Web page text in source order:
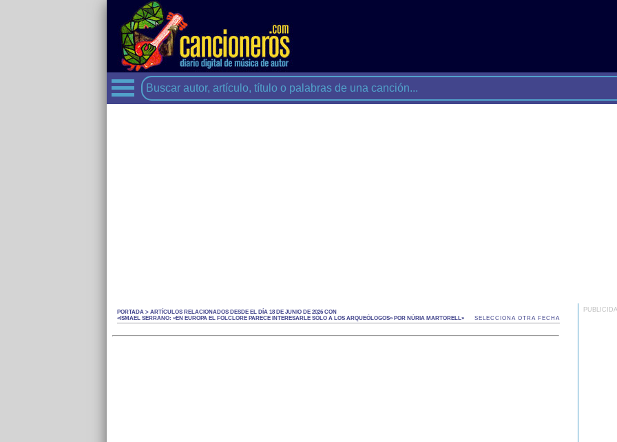
PORTADA > ARTÍCULOS RELACIONADOS DESDE EL DÍA 18 DE JUNIO DE 2026 CON
«ISMAEL SERRANO: «EN EUROPA EL FOLCLORE PARECE INTERESARLE SÓLO A LOS ARQUEÓLOGOS» POR NÚRIA MARTORELL»
SELECCIONA OTRA FECHA